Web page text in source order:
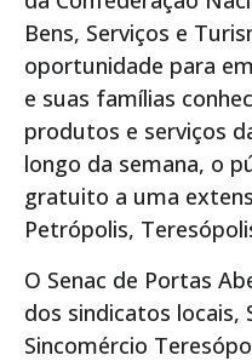
Bens, Serviços e
oportunidade para
e suas famílias
produtos e serviços
longo da semana, o
gratuito a uma
Petrópolis,
O Senac de Portas
dos sindicatos locais,
Sincomércio